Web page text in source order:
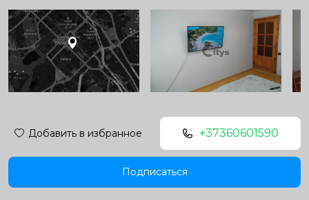
Добавить в избранное +37360601590
Подписаться